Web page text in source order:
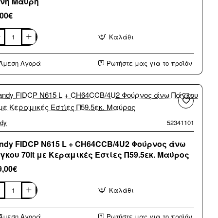
Καλάθι
Αγορά Ρωτήστε μας για το προϊόν
52341101
FIDCP N615 L + CH64CCB/4U2 Φούρνος άνω
70lt με Κεραμικές Εστίες Π59.5εκ. Μαύρος
Καλάθι
Αγορά Ρωτήστε μας για το προϊόν